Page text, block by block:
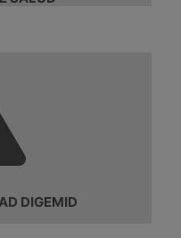
DIGEMID